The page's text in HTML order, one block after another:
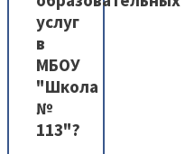
услуг
в
МБОУ
"Школа
№
113"?